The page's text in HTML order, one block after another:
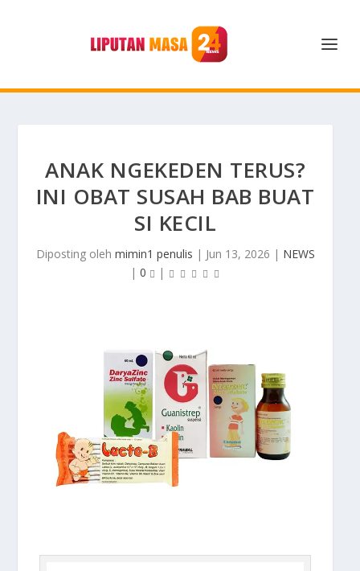
ANAK NGEKEDEN TERUS?
INI OBAT SUSAH BAB BUAT
SI KECIL
Diposting oleh mimin1 penulis | Jun 13, 2026 | NEWS
| 0 |